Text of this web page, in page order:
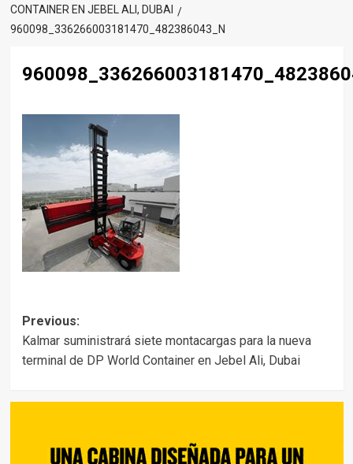
CONTAINER EN JEBEL ALI, DUBAI
960098_336266003181470_482386043_N
Post
navigation
Previous:
Kalmar suministrará siete montacargas para la nueva
terminal de DP World Container en Jebel Ali, Dubai